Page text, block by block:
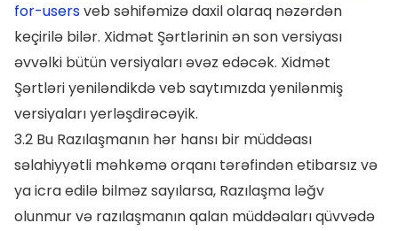
for-usersveb səhifəmizə daxil olaraq nəzərdən
keçirilə bilər. Xidmət Şərtlərinin ən son versiyası
əvvəlki bütün versiyaları əvəz edəcək. Xidmət
Şərtləri yeniləndikdə veb saytımızda yenilənmiş
versiyaları yerləşdirəcəyik.
3.2 Bu Razılaşmanın hər hansı bir müddəası
səlahiyyətli məhkəmə orqanı tərəfindən etibarsız və
ya icra edilə bilməz sayılarsa, Razılaşma ləğv
olunmur və razılaşmanın qalan müddəaları qüvvədə